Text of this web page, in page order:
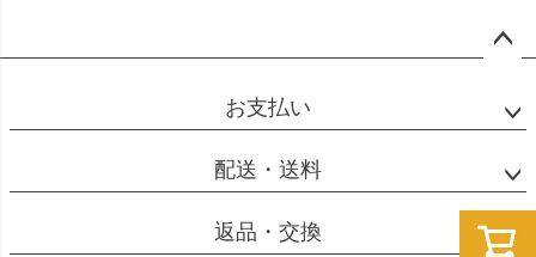
ップ
お支払い
配送・送料
返品・交換